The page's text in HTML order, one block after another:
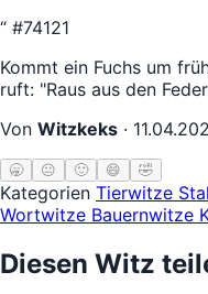
“ #74121
Kommt ein Fuchs um
ruft: "Raus aus den
Von Witzkeks ·
🥱 😐 🙂 😄 🤣
Kategorien Tierwitze
Wortwitze Bauernwitze
Diesen Witz